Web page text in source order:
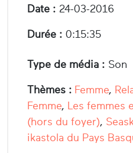
Date : 24-03-2016
Durée : 0:15:35
Type de média : Son
Thèmes : Femme,
Femme, Les femmes
(hors du foyer),
ikastola du Pays